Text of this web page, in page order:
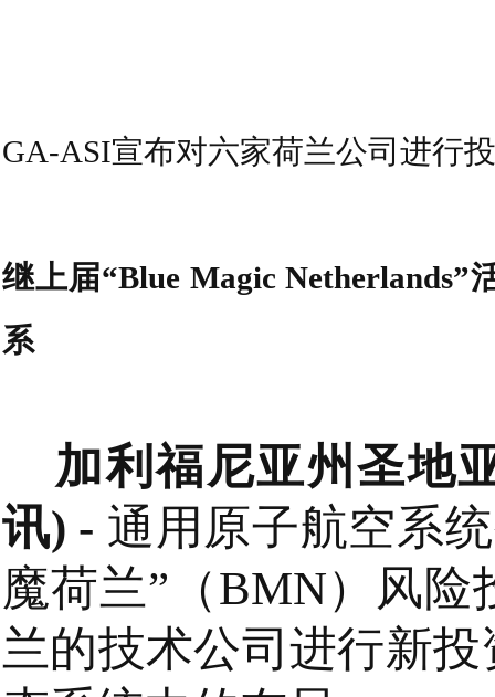
GA-ASI宣布对六家荷兰公司进行
继上届“Blue Magic
系
加利福尼亚州圣地
讯) - 通用原子航空系
魔荷兰”（BMN）风
兰的技术公司进行新